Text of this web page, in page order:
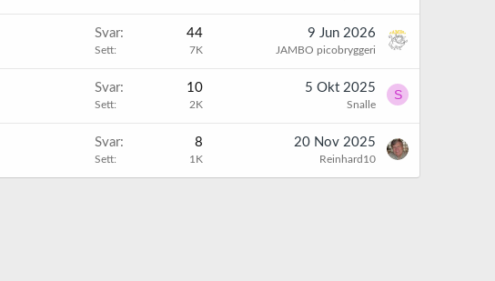
Svar 44
Sett 7K
9 Jun 2026
JAMBO picobryggeri
Svar 10
Sett 2K
5 Okt 2025
Snalle
S
Svar 8
Sett 1K
20 Nov 2025
Reinhard10